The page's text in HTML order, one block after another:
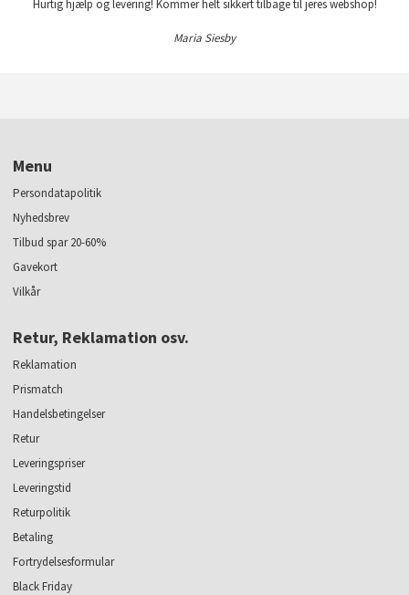
Hurtig hjælp og levering! Kommer helt sikkert tilbage til jeres webshop!
Maria Siesby
Menu
Persondatapolitik
Nyhedsbrev
Tilbud spar 20-60%
Gavekort
Vilkår
Retur, Reklamation osv.
Reklamation
Prismatch
Handelsbetingelser
Retur
Leveringspriser
Leveringstid
Returpolitik
Betaling
Fortrydelsesformular
Black Friday